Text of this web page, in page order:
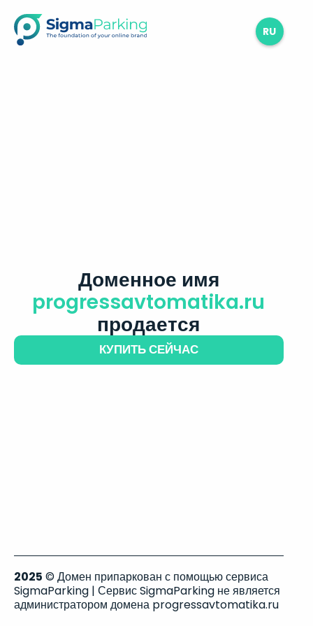
RU
Доменное имя
progressavtomatika.ru
продается
КУПИТЬ СЕЙЧАС
2025 © Домен припаркован с помощью сервиса
SigmaParking | Сервис SigmaParking не является
администратором домена progressavtomatika.ru